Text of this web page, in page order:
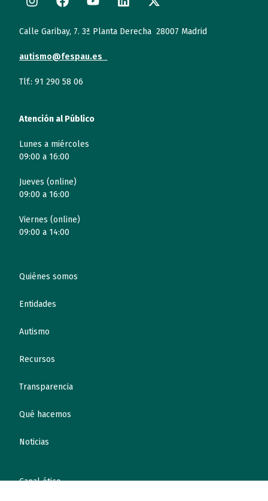
Calle Garibay, 7. 3ª Planta Derecha 28007 Madrid
autismo@fespau.es
Tlf.: 91 290 58 06
Atención al Público
Lunes a miércoles
09:00 a 16:00
Jueves (online)
09:00 a 16:00
Viernes (online)
09:00 a 14:00
Quiénes somos
Entidades
Autismo
Recursos
Transparencia
Qué hacemos
Noticias
Canal ético